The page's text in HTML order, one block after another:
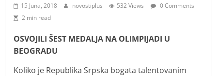
v
i
15 Juna, 2018 novostiplus 532 Views
0 Comments
2 min read
OSVOJILI ŠEST MEDALJA NA OLIMPIJADI U
BEOGRADU
Koliko je Republika Srpska bogata talentovanim